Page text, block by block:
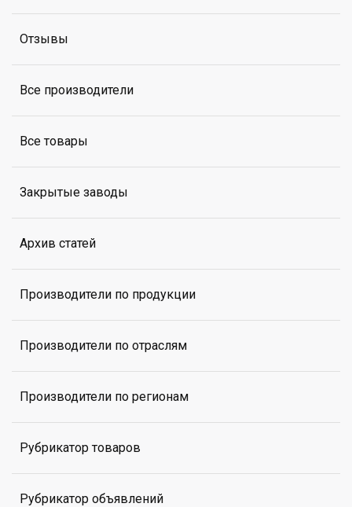
Отзывы
Все производители
Все товары
Закрытые заводы
Архив статей
Производители по продукции
Производители по отраслям
Производители по регионам
Рубрикатор товаров
Рубрикатор объявлений